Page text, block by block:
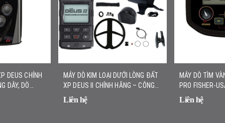
DEUS CHÍNH
DÂY, DÒ
MÁY DÒ KIM LOẠI DƯỚI LÒNG ĐẤT
XP DEUS II CHÍNH HÃNG – CÔNG
NGHỆ ĐA TẦN SỐ KHÔNG DÂY
Liên hệ
MÁY DÒ TÌM
PRO FISHER-
VÀNG NHỎ,
Liên hệ